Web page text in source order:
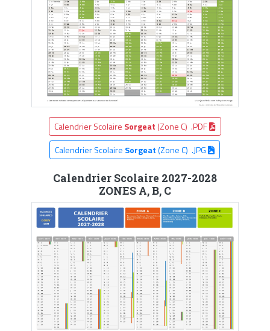
Calendrier Scolaire Sorgeat (Zone C) .PDF
Calendrier Scolaire Sorgeat(Zone C) .JPG
Calendrier Scolaire 2027-2028
ZONES A, B, C